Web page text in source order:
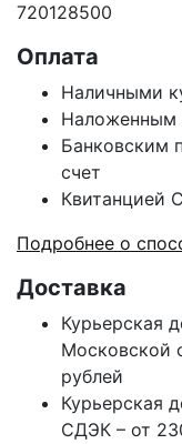
720128500
Оплата
Наличными
Наложенным
Банковским
счет
Квитанцией
Подробнее о
Доставка
Курьерская
Московской
рублей
Курьерская
СДЭК – от